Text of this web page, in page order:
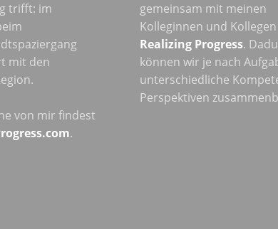
trifft: im
mit den
von mir findest
.
gemeinsam mit meinen
Kolleginnen und
Realizing Progress.
können wir je nach
unterschiedliche
Perspektiven